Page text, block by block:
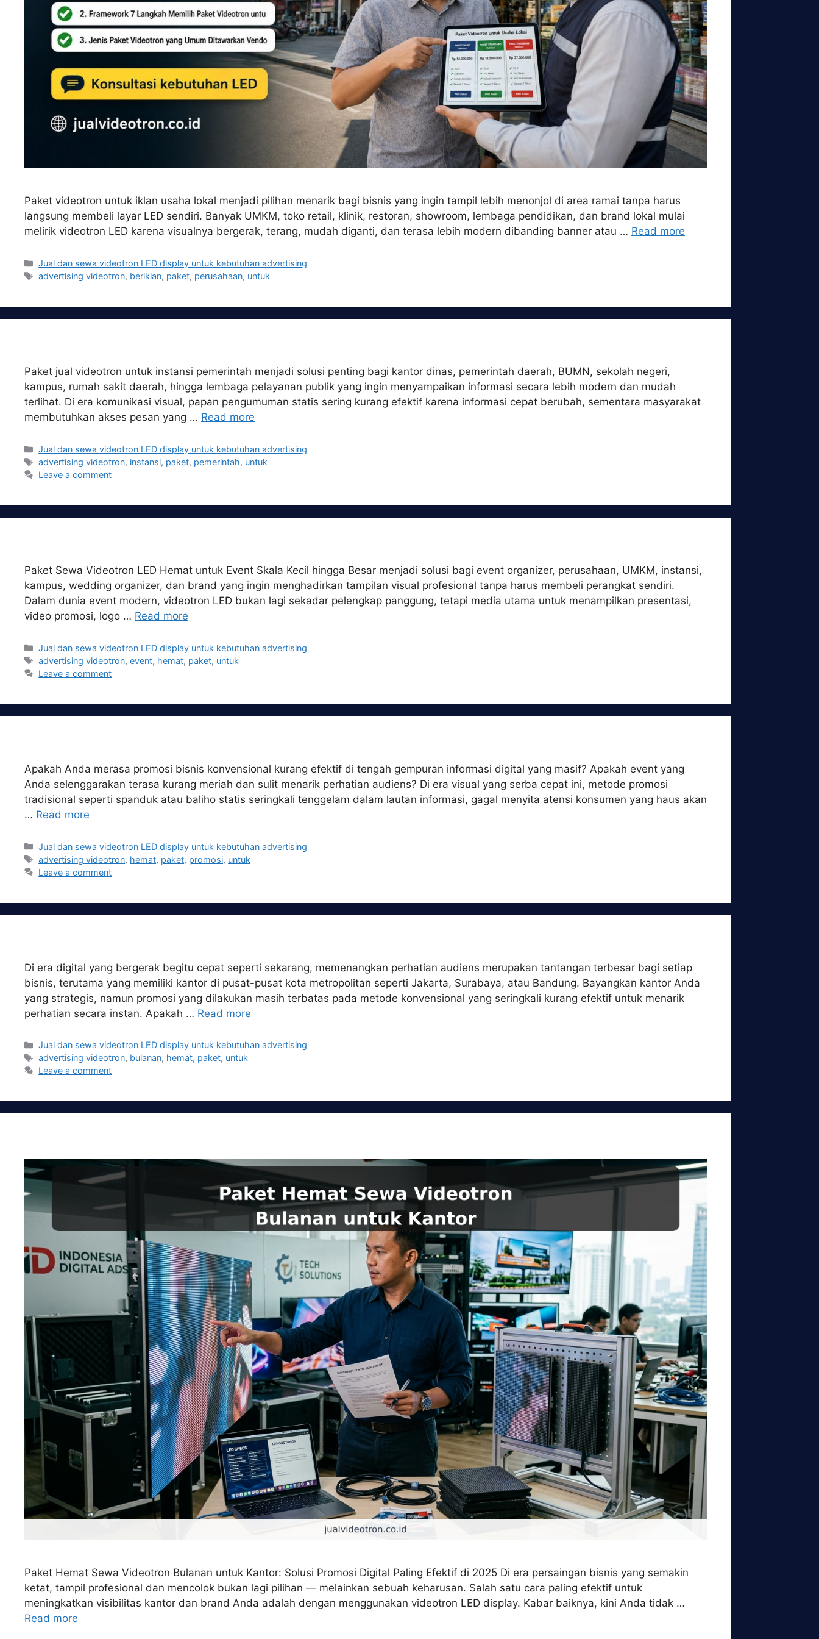
Paket videotron untuk iklan usaha lokal menjadi pilihan menarik bagi bisnis yang ingin tampil lebih menonjol di area ramai tanpa harus
langsung membeli layar LED sendiri. Banyak UMKM, toko retail, klinik, restoran, showroom, lembaga pendidikan, dan brand lokal mulai
melirik videotron LED karena visualnya bergerak, terang, mudah diganti, dan terasa lebih modern dibanding banner atau … Read more
Categories
Jual dan sewa videotron LED display untuk kebutuhan advertising
Tags
advertising videotron, beriklan, paket, perusahaan, untuk
Paket jual videotron untuk instansi pemerintah menjadi solusi penting bagi kantor dinas, pemerintah daerah, BUMN, sekolah negeri,
kampus, rumah sakit daerah, hingga lembaga pelayanan publik yang ingin menyampaikan informasi secara lebih modern dan mudah
terlihat. Di era komunikasi visual, papan pengumuman statis sering kurang efektif karena informasi cepat berubah, sementara masyarakat
membutuhkan akses pesan yang … Read more
Categories
Jual dan sewa videotron LED display untuk kebutuhan advertising
Tags
advertising videotron, instansi, paket, pemerintah, untuk
Leave a comment
Paket Sewa Videotron LED Hemat untuk Event Skala Kecil hingga Besar menjadi solusi bagi event organizer, perusahaan, UMKM, instansi,
kampus, wedding organizer, dan brand yang ingin menghadirkan tampilan visual profesional tanpa harus membeli perangkat sendiri.
Dalam dunia event modern, videotron LED bukan lagi sekadar pelengkap panggung, tetapi media utama untuk menampilkan presentasi,
video promosi, logo … Read more
Categories
Jual dan sewa videotron LED display untuk kebutuhan advertising
Tags
advertising videotron,event, hemat, paket, untuk
Leave a comment
Apakah Anda merasa promosi bisnis konvensional kurang efektif di tengah gempuran informasi digital yang masif? Apakah event yang
Anda selenggarakan terasa kurang meriah dan sulit menarik perhatian audiens? Di era visual yang serba cepat ini, metode promosi
tradisional seperti spanduk atau baliho statis seringkali tenggelam dalam lautan informasi, gagal menyita atensi konsumen yang haus akan
… Read more
Categories
Jual dan sewa videotron LED display untuk kebutuhan advertising
Tags
advertising videotron, hemat, paket, promosi, untuk
Leave a comment
Di era digital yang bergerak begitu cepat seperti sekarang, memenangkan perhatian audiens merupakan tantangan terbesar bagi setiap
bisnis, terutama yang memiliki kantor di pusat-pusat kota metropolitan seperti Jakarta, Surabaya, atau Bandung. Bayangkan kantor Anda
yang strategis, namun promosi yang dilakukan masih terbatas pada metode konvensional yang seringkali kurang efektif untuk menarik
perhatian secara instan. Apakah … Read more
Categories
Jual dan sewa videotron LED display untuk kebutuhan advertising
Tags
advertising videotron, bulanan, hemat, paket, untuk
Leave a comment
Paket Hemat Sewa Videotron Bulanan untuk Kantor: Solusi Promosi Digital Paling Efektif di 2025 Di era persaingan bisnis yang semakin
ketat, tampil profesional dan mencolok bukan lagi pilihan — melainkan sebuah keharusan. Salah satu cara paling efektif untuk
meningkatkan visibilitas kantor dan brand Anda adalah dengan menggunakan videotron LED display. Kabar baiknya, kini Anda tidak …
Read more